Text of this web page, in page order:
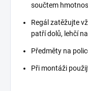
součtem
Regál zatěžujte
patří dolů, lehčí
Předměty na
Při montáži